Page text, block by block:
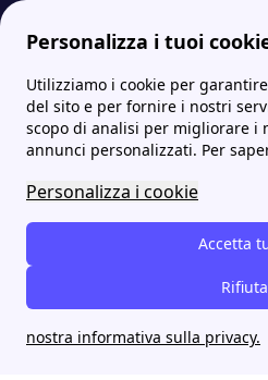
Personalizza i tuoi
Utilizziamo i cookie per
del sito e per fornire i nostri
scopo di analisi per migliorare i
annunci personalizzati. Per
Personalizza i cookie
Accetta
Rifiuta
nostra informativa sulla privacy.
Internet Casa More Speed test WiFi? Scopri la velocità della tua connessione internet!
Speed Test
la velocità
Speed Test per WindTre.
WindTre
velocità di connessione
questo strumento è